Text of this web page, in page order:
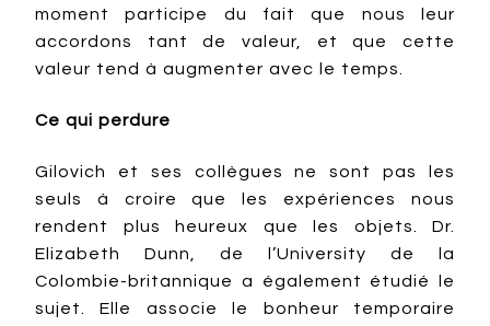
moment participe du fait que nous leur
accordons tant de valeur, et que cette
valeur tend à augmenter avec le temps.
Ce qui perdure
Gilovich et ses collègues ne sont pas les
seuls à croire que les expériences nous
rendent plus heureux que les objets. Dr.
Elizabeth Dunn, de l’University de la
Colombie-britannique a également étudié le
sujet. Elle associe le bonheur temporaire